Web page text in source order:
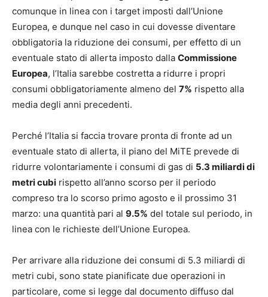
comunque in linea con i target imposti dall’Unione
Europea, e dunque nel caso in cui dovesse diventare
obbligatoria la riduzione dei consumi, per effetto di un
eventuale stato di allerta imposto dalla Commissione
Europea, l’Italia sarebbe costretta a ridurre i propri
consumi obbligatoriamente almeno del 7% rispetto alla
media degli anni precedenti.
Perché l’Italia si faccia trovare pronta di fronte ad un
eventuale stato di allerta, il piano del MiTE prevede di
ridurre volontariamente i consumi di gas di 5.3 miliardi di
metri cubi rispetto all’anno scorso per il periodo
compreso tra lo scorso primo agosto e il prossimo 31
marzo: una quantità pari al 9.5% del totale sul periodo, in
linea con le richieste dell’Unione Europea.
Per arrivare alla riduzione dei consumi di 5.3 miliardi di
metri cubi, sono state pianificate due operazioni in
particolare, come si legge dal documento diffuso dal